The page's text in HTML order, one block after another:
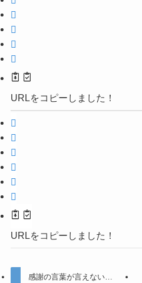
URLをコピーしました！
URLをコピーしました！
感謝の言葉が言えない…